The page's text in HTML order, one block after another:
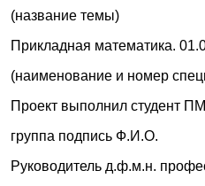
(название темы)
Прикладная математика.
(наименование и номер
Проект выполнил студент
группа подпись Ф.И.О.
Руководитель д.ф.м.н.